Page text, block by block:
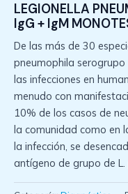
LEGIONELLA
IgG + IgM
De las más de 30
pneumophila
las infecciones en
menudo con
10% de los casos de
la comunidad como en
la infección, se
antígeno de grupo de L.